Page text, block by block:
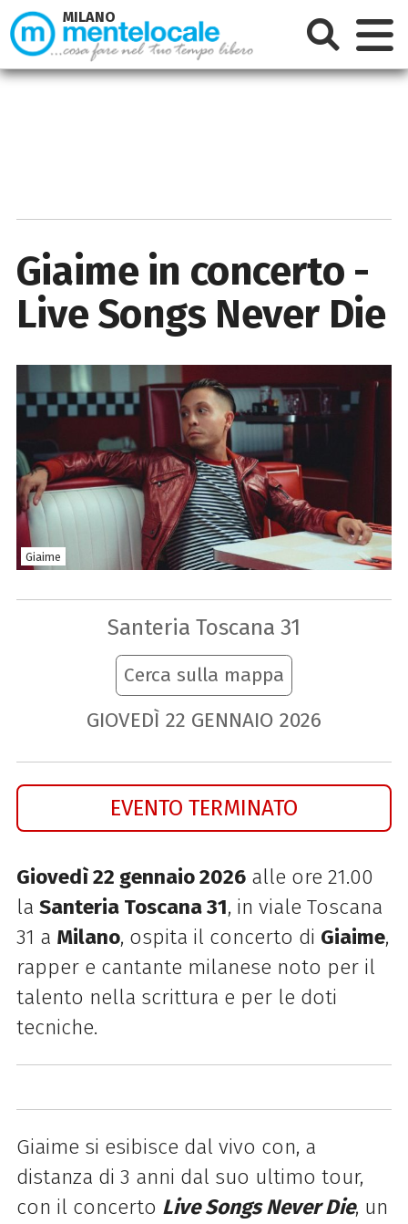
Giaime in concerto -
Live Songs Never Die
Giaime
Santeria Toscana 31
Cerca sulla mappa
GIOVEDÌ 22 GENNAIO 2026
EVENTO TERMINATO
Giovedì 22 gennaio 2026alle ore 21.00
la Santeria Toscana 31, in viale Toscana
31 a Milano, ospita il concerto di Giaime,
rapper e cantante milanese noto per il
talento nella scrittura e per le doti
tecniche.
Giaime si esibisce dal vivo con, a
distanza di 3 anni dal suo ultimo tour,
con il concerto Live Songs Never Die, un
MILANO